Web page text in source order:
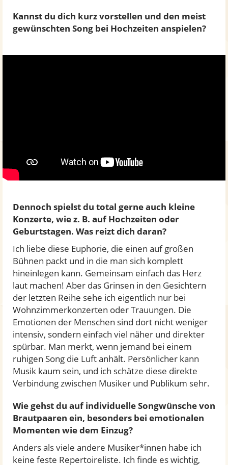
Kannst du dich kurz vorstellen und den meist
gewünschten Song bei Hochzeiten anspielen?
Dennoch spielst du total gerne auch kleine
Konzerte, wie z. B. auf Hochzeiten oder
Geburtstagen. Was reizt dich daran?
Ich liebe diese Euphorie, die einen auf großen
Bühnen packt und in die man sich komplett
hineinlegen kann. Gemeinsam einfach das Herz
laut machen! Aber das Grinsen in den Gesichtern
der letzten Reihe sehe ich eigentlich nur bei
Wohnzimmerkonzerten oder Trauungen. Die
Emotionen der Menschen sind dort nicht weniger
intensiv, sondern einfach viel näher und direkter
spürbar. Man merkt, wenn jemand bei einem
ruhigen Song die Luft anhält. Persönlicher kann
Musik kaum sein, und ich schätze diese direkte
Verbindung zwischen Musiker und Publikum sehr.
Wie gehst du auf individuelle Songwünsche von
Brautpaaren ein, besonders bei emotionalen
Momenten wie dem Einzug?
Anders als viele andere Musiker*innen habe ich
keine feste Repertoireliste. Ich finde es wichtig,